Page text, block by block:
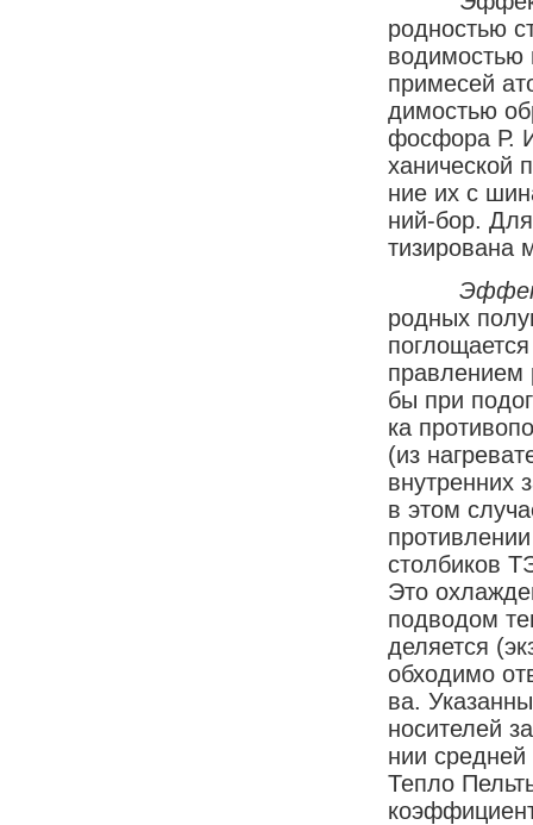
род­но­стью
во­ди­мо­стью
при­ме­сей
ди­мо­стью
фос­фо­ра Р.
ха­ничес­кой
ние их с
ний-бор.
ти­зи­ро­ва­на
род­ных
прав­ле­ни­ем
бы при
ка
(из
внут­рен­них
в этом
стол­би­ков
Это
под­во­дом
де­ля­ет­ся
об­хо­ди­мо
ва.
но­си­те­лей
нии сред­ней
Те­п­ло